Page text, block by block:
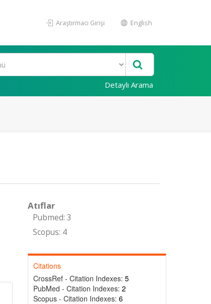
Araştırmacı Girişi English
Detaylı Arama
Atıflar
Pubmed: 3
Scopus: 4
Citations
CrossRef - Citation Indexes: 5
PubMed - Citation Indexes: 2
Scopus - Citation Indexes: 6